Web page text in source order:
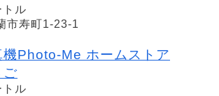
ル
市寿町1-23-1
機Photo-Me ホームストア
ご
ル